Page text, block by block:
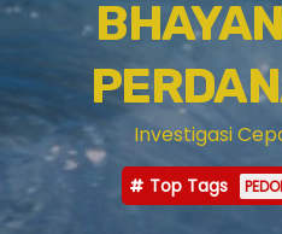
Investigasi
Top Tags